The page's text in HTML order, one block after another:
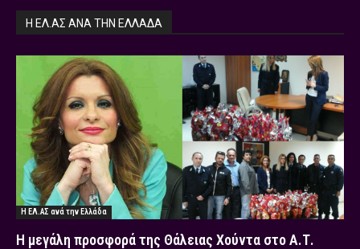
Η ΕΛ.ΑΣ ΑΝΆ ΤΗΝ ΕΛΛΆΔΑ
Η ΕΛ.ΑΣ ανά την Ελλάδα
Η μεγάλη προσφορά της Θάλειας Χούντα στο Α.Τ.